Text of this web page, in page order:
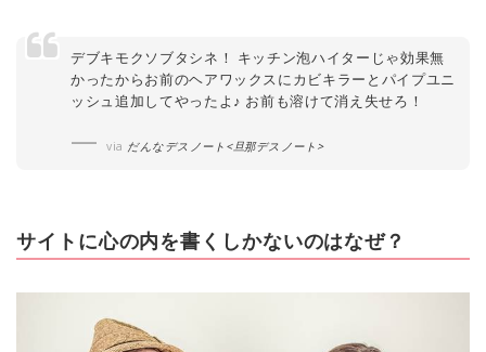
デブキモクソブタシネ！ キッチン泡ハイターじゃ効果無
かったからお前のヘアワックスにカビキラーとパイプユニ
ッシュ追加してやったよ♪ お前も溶けて消え失せろ！
via だんなデスノート<旦那デスノート>
サイトに心の内を書くしかないのはなぜ？